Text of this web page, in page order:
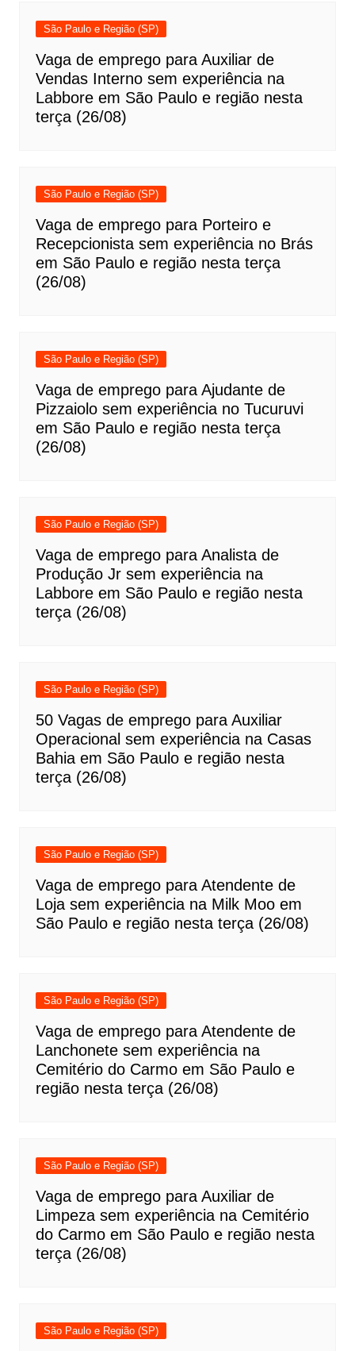
São Paulo e Região (SP)
Vaga de emprego para Auxiliar de
Vendas Interno sem experiência na
Labbore em São Paulo e região nesta
terça (26/08)
São Paulo e Região (SP)
Vaga de emprego para Porteiro e
Recepcionista sem experiência no Brás
em São Paulo e região nesta terça
(26/08)
São Paulo e Região (SP)
Vaga de emprego para Ajudante de
Pizzaiolo sem experiência no Tucuruvi
em São Paulo e região nesta terça
(26/08)
São Paulo e Região (SP)
Vaga de emprego para Analista de
Produção Jr sem experiência na
Labbore em São Paulo e região nesta
terça (26/08)
São Paulo e Região (SP)
50 Vagas de emprego para Auxiliar
Operacional sem experiência na Casas
Bahia em São Paulo e região nesta
terça (26/08)
São Paulo e Região (SP)
Vaga de emprego para Atendente de
Loja sem experiência na Milk Moo em
São Paulo e região nesta terça (26/08)
São Paulo e Região (SP)
Vaga de emprego para Atendente de
Lanchonete sem experiência na
Cemitério do Carmo em São Paulo e
região nesta terça (26/08)
São Paulo e Região (SP)
Vaga de emprego para Auxiliar de
Limpeza sem experiência na Cemitério
do Carmo em São Paulo e região nesta
terça (26/08)
São Paulo e Região (SP)